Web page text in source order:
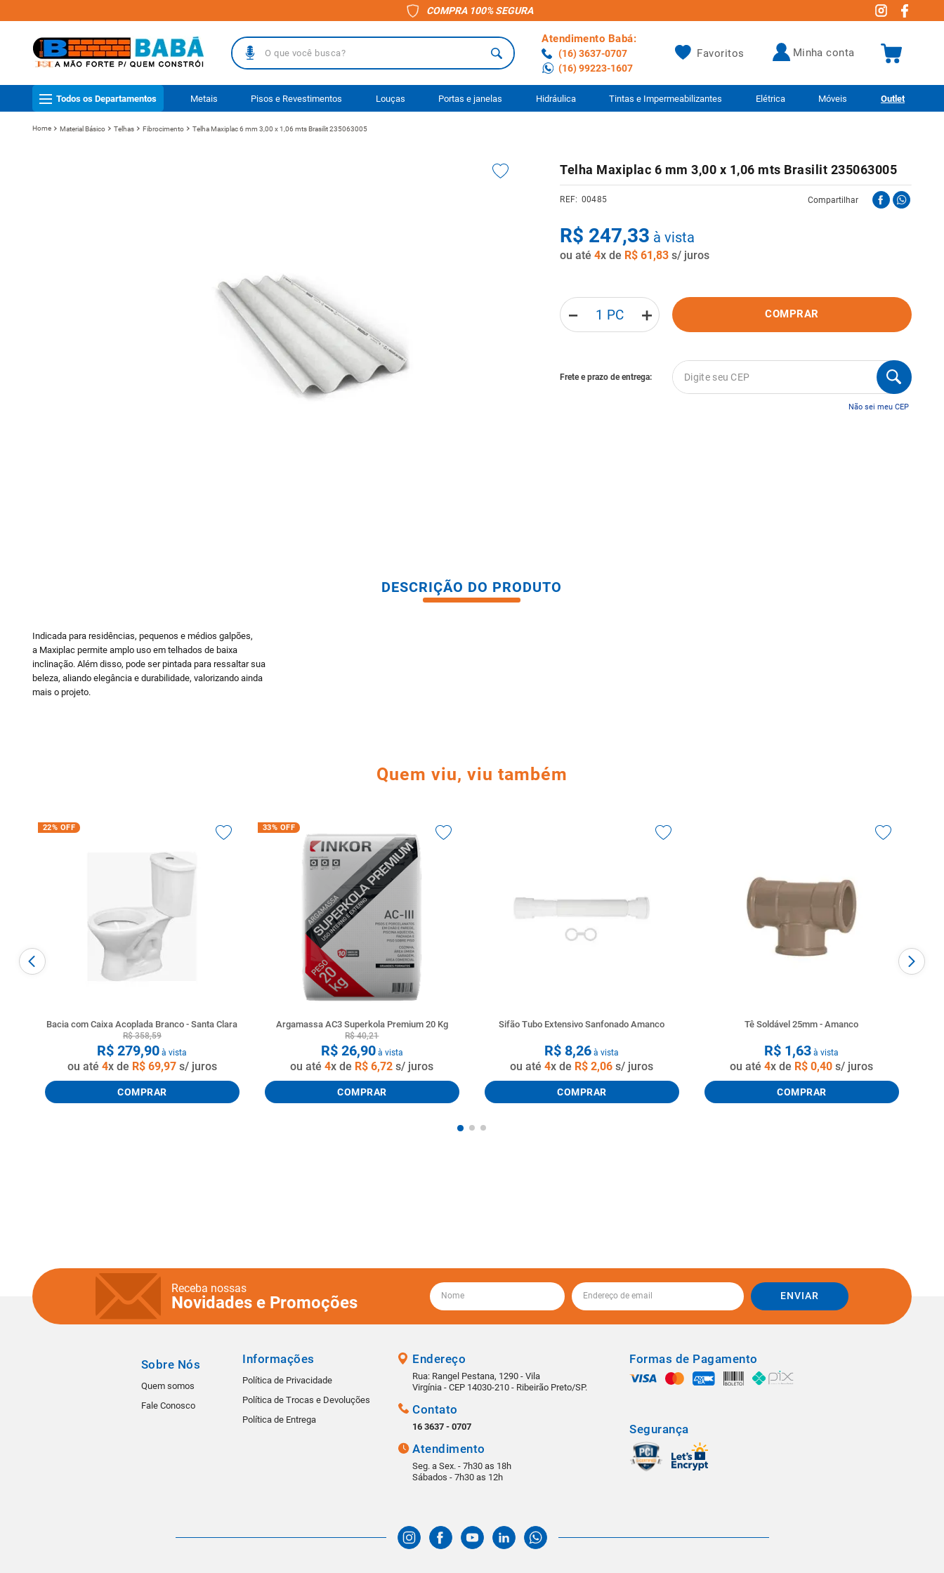
COMPRA 100% SEGURA
O que você busca? Atendimento Babá:
(16) 3637-0707
(16) 99223-1607
Favoritos minha conta
Todos os Departamentos Metais Pisos e Revestimentos Louças Portas e janelas Hidráulica Tintas e Impermeabilizantes Elétrica Móveis Outlet
Material Básico Telhas Fibrocimento Telha Maxiplac 6 mm 3,00 x 1,06 mts Brasilit 235063005
Telha Maxiplac 6 mm 3,00 x 1,06 mts Brasilit 235063005
00485 Compartilhar
R$ 247,33 à vista
ou até4x de R$ 61,83 s/ juros
＋
－ COMPRAR
Não sei meu CEP
DESCRIÇÃO DO PRODUTO
Indicada para residências, pequenos e médios galpões,
a Maxiplac permite amplo uso em telhados de baixa
inclinação. Além disso, pode ser pintada para ressaltar sua
beleza, aliando elegância e durabilidade, valorizando ainda
mais o projeto.
Quem viu, viu também
22% OFF
Bacia com Caixa Acoplada Branco - Santa Clara
R$ 358,59
R$ 279,90 à vista
ou até 4x de R$ 69,97s/ juros
COMPRAR
33% OFF
Argamassa AC3 Superkola Premium 20 Kg
R$ 40,21
R$ 26,90à vista
ou até4x de R$ 6,72 s/ juros
COMPRAR
Sifão Tubo Extensivo Sanfonado Amanco
R$ 8,26 à vista
ou até4x de R$ 2,06 s/ juros
COMPRAR
Tê Soldável 25mm - Amanco
R$ 1,63 à vista
ou até4x de R$ 0,40 s/ juros
COMPRAR
Receba nossas
Novidades e Promoções ENVIAR
Sobre Nós
Quem somos
Fale Conosco
Informações
Política de Privacidade
Política de Trocas e Devoluções
Política de Entrega
Endereço
Rua: Rangel Pestana, 1290 - Vila
Virgínia - CEP 14030-210 - Ribeirão Preto/SP.
Contato
16 3637 - 0707
Atendimento
Seg. a Sex. - 7h30 as 18h
Sábados - 7h30 as 12h
Formas de Pagamento
Segurança
TERMOS MAIS BUSCADOS
1º piso
8º pisos
9º porta
10º vaso sanitario caixa acoplada